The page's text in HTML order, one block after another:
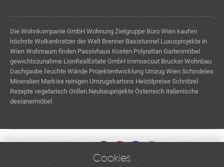
Die Wohnkompanie GmbH Wohnung Zielgruppe Büro Wien kaufen
höchste Wolkenkratzer der Welt Brenner Basistunnel Luxusprojekte in
Wien Wohnraum finden Passivhaus Kosten Polyrattan Gartenmöbel
gewichtszunahme LionRealEstate GmbH Immoscout Brucker Wohnbau
Dachgaube feuchte Wände Projektentwicklung Umzug Wien Schindeles
Mineralien Markise reinigen Umzugskartons Heizölpreise Schnitzel
Rezepte vegetarisch Grillen Neubauprojekte Österreich italienische
designermöbel
Cookies